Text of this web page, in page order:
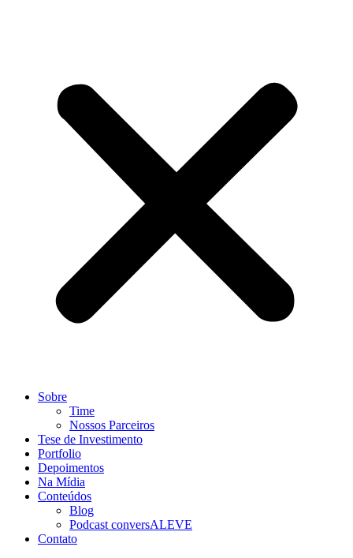
Sobre
Time
Nossos Parceiros
Tese de Investimento
Portfolio
Depoimentos
Na Mídia
Conteúdos
Blog
Podcast conversALEVE
Contato